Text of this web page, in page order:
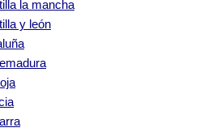
la mancha
y león